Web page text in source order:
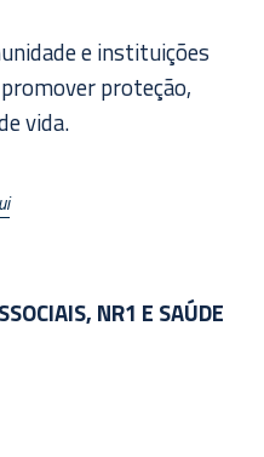
e instituições
proteção,
vida.
NR1 E SAÚDE